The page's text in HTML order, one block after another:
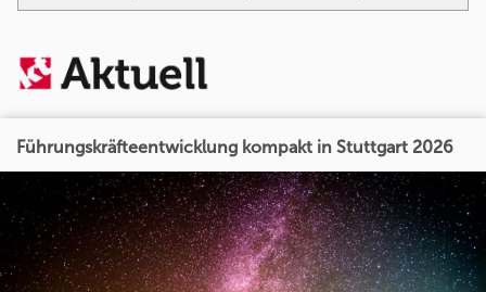
Führungskräfteentwicklung kompakt in Stuttgart 2026